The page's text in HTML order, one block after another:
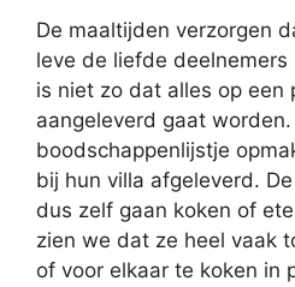
De maaltijden verzorgen
leve de liefde
is niet zo dat alles op een
aangeleverd gaat
boodschappenlijstje
bij hun villa afgeleverd.
dus zelf gaan koken of
zien we dat ze heel vaak
of voor elkaar te koken in